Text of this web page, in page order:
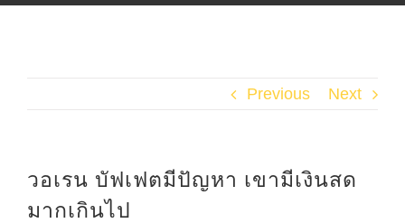
Previous Next
วอเรน บัฟเฟตมีปัญหา เขามีเงินสด
มากเกินไป